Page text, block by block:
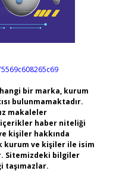
bir marka, kurum
bulunmamaktadır.
makaleler
içerikler haber niteliği
kişiler hakkında
kurum ve kişiler ile isim
Sitemizdeki bilgiler
taşımazlar.